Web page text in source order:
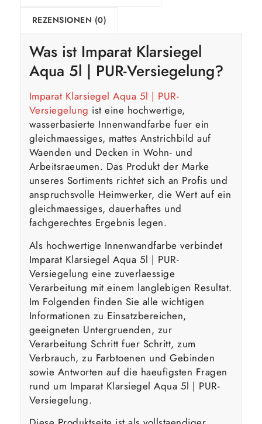
REZENSIONEN (0)
Was ist Imparat Klarsiegel
Aqua 5l | PUR-Versiegelung?
Imparat Klarsiegel Aqua 5l | PUR-
Versiegelung ist eine hochwertige,
wasserbasierte Innenwandfarbe fuer ein
gleichmaessiges, mattes Anstrichbild auf
Waenden und Decken in Wohn- und
Arbeitsraeumen. Das Produkt der Marke
unseres Sortiments richtet sich an Profis und
anspruchsvolle Heimwerker, die Wert auf ein
gleichmaessiges, dauerhaftes und
fachgerechtes Ergebnis legen.
Als hochwertige Innenwandfarbe verbindet
Imparat Klarsiegel Aqua 5l | PUR-
Versiegelung eine zuverlaessige
Verarbeitung mit einem langlebigen Resultat.
Im Folgenden finden Sie alle wichtigen
Informationen zu Einsatzbereichen,
geeigneten Untergruenden, zur
Verarbeitung Schritt fuer Schritt, zum
Verbrauch, zu Farbtoenen und Gebinden
sowie Antworten auf die haeufigsten Fragen
rund um Imparat Klarsiegel Aqua 5l | PUR-
Versiegelung.